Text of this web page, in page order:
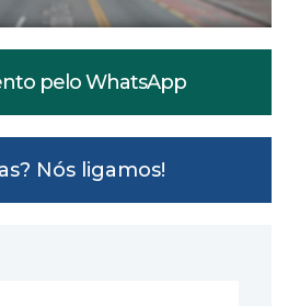
peloWhatsApp
Nós ligamos!